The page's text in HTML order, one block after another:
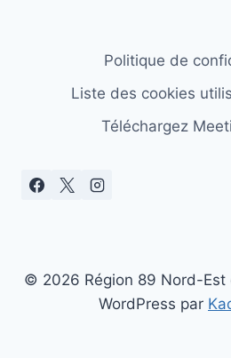
Politique de
Liste des cookies
Téléchargez
© 2026 Région 89 Nord-Est
WordPress par